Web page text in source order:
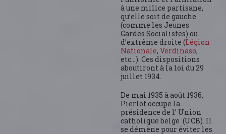
à une milice partisane,
qu’elle soit de gauche
(comme les Jeunes
Gardes Socialistes) ou
d’extrême droite (Légion
Nationale, Verdinaso,
etc…). Ces dispositions
aboutiront à la loi du 29
juillet 1934.
De mai 1935 à août 1936,
Pierlot occupe la
présidence de l’ Union
catholique belge (UCB). Il
se démène pour éviter les